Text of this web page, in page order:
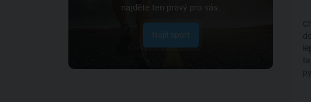
najděte ten pravý pro vás.
Najít sport